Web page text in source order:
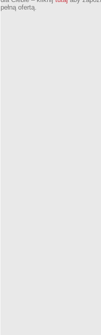
pełną ofertą.